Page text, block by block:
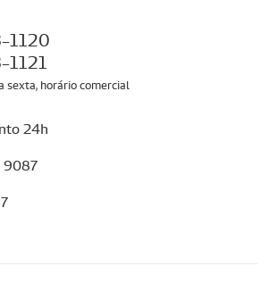
1120
1121
sexta, horário comercial
24h